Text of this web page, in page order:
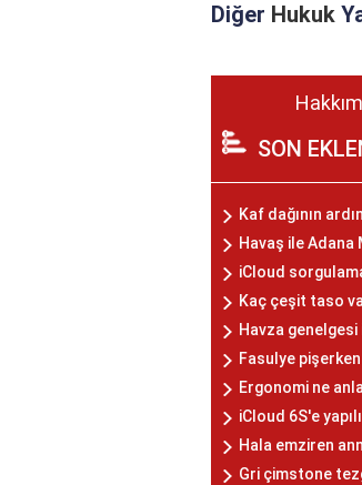
Diğer Hukuk
SON
Kaf dağının
Havaş ile Adana
iCloud
Kaç çeşit taso
Havza
Fasulye
Ergonomi ne
iCloud 6S'e
Hala emziren
Gri çimstone